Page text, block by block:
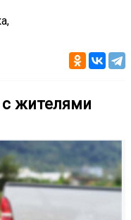
с жителями